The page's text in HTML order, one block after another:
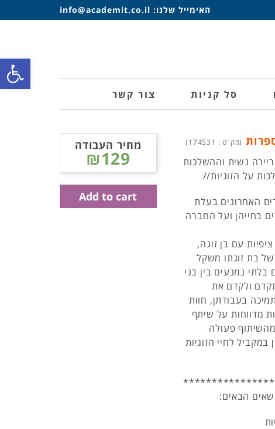
פתח
האימייל שלנו: info@academit.co.il
סל קניות צור קשר
(מק"ט : 174531)
נשית וההשלכות
על הזוגיות//
האחרונים בעלת
בחייהן ועל החברה
עם בן זוגה,
בת זוגתו משקל
נמנעים בין בני
ולקדם את
בעבודתן, חוות
מדווחות על שיתף
מהשיתוף פעולה
לחיי הזוגיות
הבאים:
מחיר העבודה
₪129
Add to cart